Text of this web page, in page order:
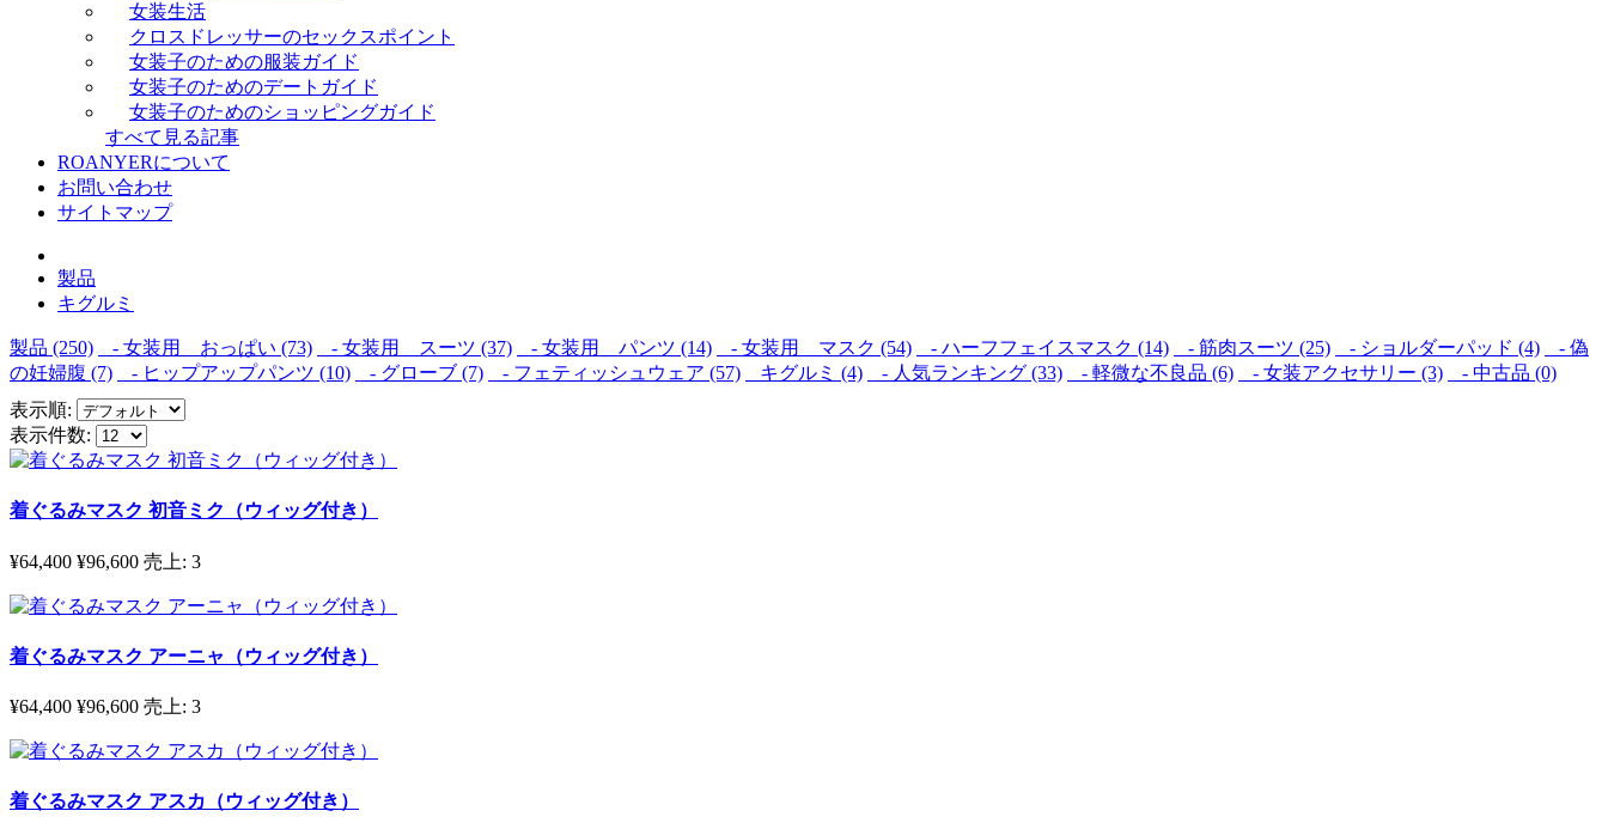
女装生活
クロスドレッサーのセックスポイント
女装子のための服装ガイド
女装子のためのデートガイド
女装子のためのショッピングガイド
すべて見る記事
ROANYERについて
お問い合わせ
サイトマップ
製品
キグルミ
製品 (250) - 女装用 おっぱい (73) - 女装用 スーツ (37) - 女装用 パンツ (14) - 女装用 マスク (54) - ハーフフェイスマスク (14) - 筋肉スーツ (25) - ショルダーパッド (4)
- 偽
の妊婦腹 (7)
- ヒップアップパンツ (10) - グローブ (7) - フェティッシュウェア (57) キグルミ (4) - 人気ランキング (33) - 軽微な不良品 (6) - 女装アクセサリー (3)
- 中古品 (0)
表示順:
表示件数:
着ぐるみマスク 初音ミク（ウィッグ付き）
¥64,400 ¥96,600 売上: 3
着ぐるみマスク アーニャ（ウィッグ付き）
¥64,400 ¥96,600 売上: 3
着ぐるみマスク アスカ（ウィッグ付き）